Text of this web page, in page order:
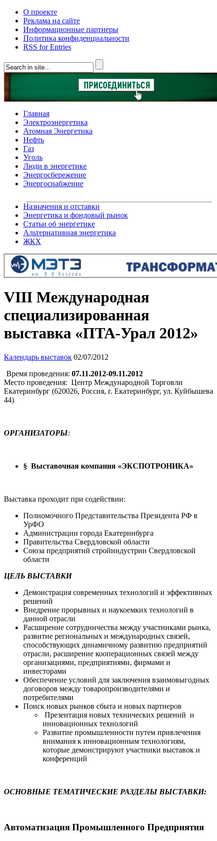
О проекте
Реклама на сайте
Информационные партнеры
Политика конфиденциальности
RSS for Entries
Главная
Электроэнергетика
Атомная Энергетика
Нефть
Газ
Уголь
Люди в энергетике
Энергосбережение
Энергоснабжение
Назначения и отставки
Энергетика и фондовый рынок
Статьи об энергетике
Альтернативная энергетика
ЖКХ
VIII Международная
специализированная
выставка «ПТА-Урал 2012»
Календарь выставок 02/07/2012
Время проведения: 07.11.2012-09.11.2012
Место проведения: Центр Международной Торговли
Екатеринбург (620026, Россия, г. Екатеринбург, ул. Куйбышева
44)
ОРГАНИЗАТОРЫ:
§ Выставочная компания «ЭКСПОТРОНИКА»
Выставка проходит при содействии:
Полномочного Представительства Президента РФ в
УрФО
Администрации города Екатеринбурга
Правительства Свердловской области
Союза предприятий стройиндустрии Свердловской
области
ЦЕЛЬ ВЫСТАВКИ
Демонстрация современных технологий и эффективных
решений
Внедрение прорывных и наукоемких технологий в
данной отрасли
Расширение сотрудничества между участниками рынка,
развитие региональных и международных связей,
способствующих динамичному развитию предприятий
отрасли, расширение кооперационных связей между
организациями, предприятиями, фирмами и
инвесторами
Обеспечение условий для заключения взаимовыгодных
договоров между товаропроизводителями и
потребителями
Поиск новых рынков сбыта и новых партнеров
Презентация новых технических решений и
инновационных технологий
Развитие промышленности путем привлечения
внимания к инновационным технологиям,
которые демонстрируют участники выставок и
конференций
ОСНОВНЫЕ ТЕМАТИЧЕСКИЕ РАЗДЕЛЫ ВЫСТАВКИ:
Автоматизация Промышленного Предприятия